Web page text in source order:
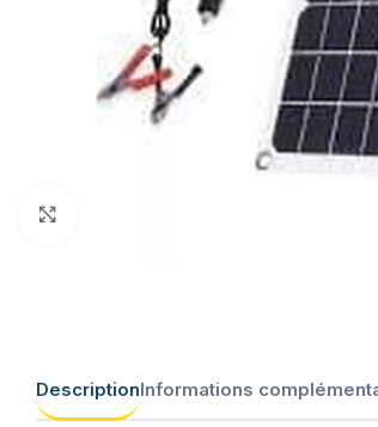
DescriptionInformations